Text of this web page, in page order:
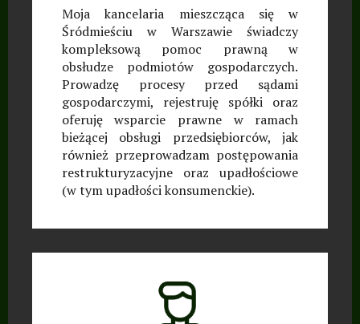
Moja kancelaria mieszcząca się w
Śródmieściu w Warszawie świadczy
kompleksową pomoc prawną w
obsłudze podmiotów gospodarczych.
Prowadzę procesy przed sądami
gospodarczymi, rejestruję spółki oraz
oferuję wsparcie prawne w ramach
bieżącej obsługi przedsiębiorców, jak
również przeprowadzam postępowania
restrukturyzacyjne oraz upadłościowe
(w tym upadłości konsumenckie).